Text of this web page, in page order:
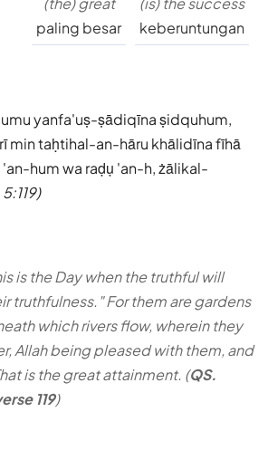
keberuntungan
paling besar
yanfa'uṣ-ṣādiqīna ṣidquhum,
min taḥtihal-an-hāru khālidīna fīhā
hum wa raḍụ 'an-h, żālikal-
is the Day when the truthful will
truthfulness." For them are gardens
which rivers flow, wherein they
Allah being pleased with them, and
is the great attainment. (QS.
119)